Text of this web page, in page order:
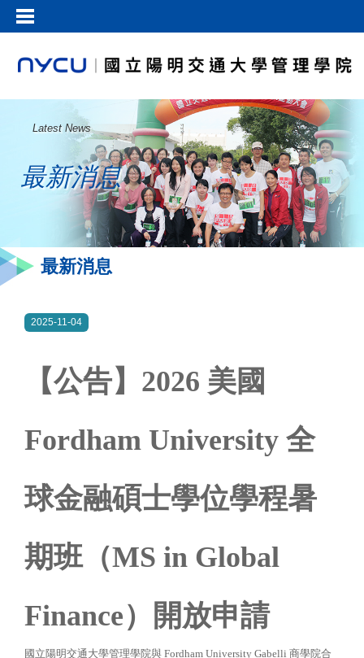
Latest News
最新消息
最新消息
2025-11-04
【公告】2026 美國
Fordham University 全
球金融碩士學位學程暑
期班（MS in Global
Finance）開放申請
國立陽明交通大學管理學院與 Fordham University Gabelli 商學院合